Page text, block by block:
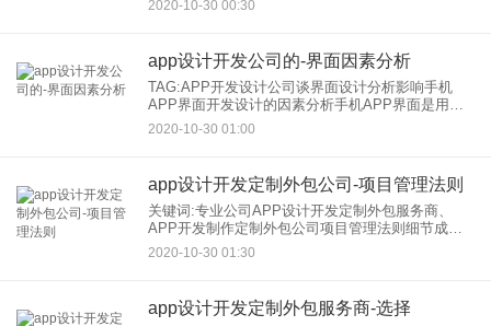
变普通消费者的生活。它将改变用户消费数据的方
2020-10-30 00:30
app设计开发公司的-界面因素分析
TAG:APP开发设计公司谈界面设计分析影响手机
APP界面开发设计的因素分析手机APP界面是用户
与手机APP应用、系统进行互动的媒介。在两者产
生互动的过程中，各类要素相互作用影响着界面，
2020-10-30 01:00
app设计开发定制外包公司-项目管理法则
关键词:专业公司APP设计开发定制外包服务商、
APP开发制作定制外包公司项目管理法则细节成立
app管理项目组发包方企业要尽量多派技术和业务人
员参与软件项目的客户化研发。app设计项目外包
2020-10-30 01:30
app设计开发定制外包服务商-选择